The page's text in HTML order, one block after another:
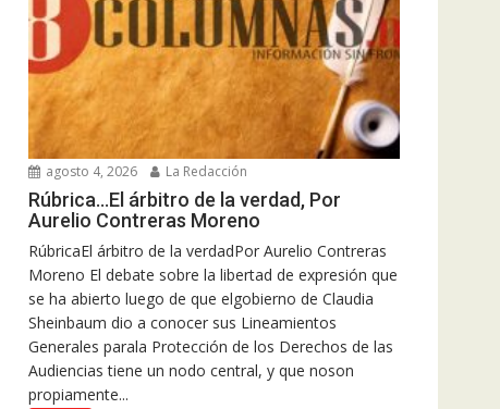
agosto 4, 2026 La Redacción
Rúbrica…El árbitro de la verdad, Por
Aurelio Contreras Moreno
RúbricaEl árbitro de la verdadPor Aurelio Contreras
Moreno El debate sobre la libertad de expresión que
se ha abierto luego de que elgobierno de Claudia
Sheinbaum dio a conocer sus Lineamientos
Generales parala Protección de los Derechos de las
Audiencias tiene un nodo central, y que noson
propiamente...